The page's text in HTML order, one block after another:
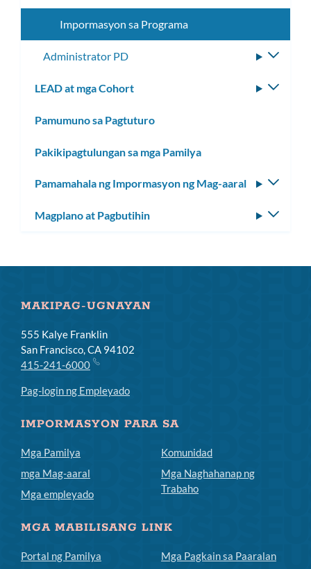
Impormasyon sa Programa
Administrator PD
LEAD at mga Cohort
Pamumuno sa Pagtuturo
Pakikipagtulungan sa mga Pamilya
Pamamahala ng Impormasyon ng Mag-aaral
Magplano at Pagbutihin
MAKIPAG-UGNAYAN
555 Kalye Franklin
San Francisco, CA 94102
415-241-6000
Pag-login ng Empleyado
IMPORMASYON PARA SA
Mga Pamilya
mga Mag-aaral
Mga empleyado
Komunidad
Mga Naghahanap ng
Trabaho
MGA MABILISANG LINK
Portal ng Pamilya
Mga Pagkain sa Paaralan